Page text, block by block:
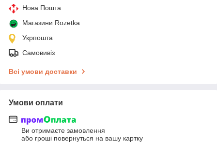
Нова Пошта
Магазини Rozetka
Укрпошта
Самовивіз
Всі умови доставки
Умови оплати
Ви отримаєте замовлення
або гроші повернуться на вашу картку